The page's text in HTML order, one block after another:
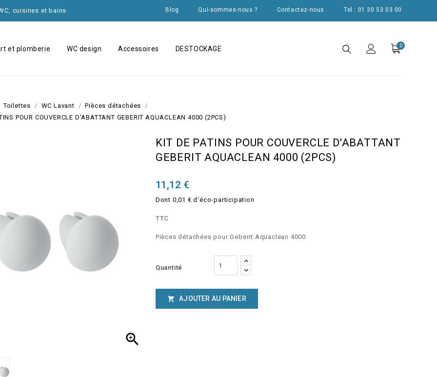
cuisines et bains Blog Qui-sommes-nous ? Contactez-nous Tel : 01 30 53 03 00
0
et plomberie WC design Accessoires DESTOCKAGE
Toilettes WC Lavant
Pièces détachées
POUR COUVERCLE D'ABATTANT GEBERIT AQUACLEAN 4000 (2PCS)

KIT DE PATINS POUR COUVERCLE D'ABATTANT
GEBERIT AQUACLEAN 4000 (2PCS)
11,12 €
Dont 0,01 € d'éco-participation
TTC
Pièces détachées pour Geberit Aquaclean 4000
Quantité
 AJOUTER AU PANIER